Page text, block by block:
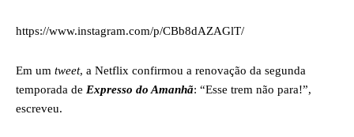
https://www.instagram.com/p/CBb8dAZAGlT/
Em um tweet, a Netflix confirmou a renovação da segunda
temporada de Expresso do Amanhã: “Esse trem não para!”,
escreveu.